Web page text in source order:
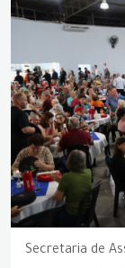
Secretaria de